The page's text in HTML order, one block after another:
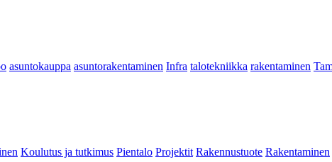
asuntokauppa asuntorakentaminen Infra talotekniikka rakentaminen
Koulutus ja tutkimus Pientalo Projektit Rakennustuote Rakentaminen